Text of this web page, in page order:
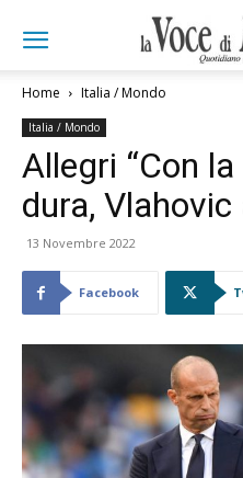
Home Italia / Mondo
Italia / Mondo
Allegri “Con
dura,
13 Novembre 2022
Facebook